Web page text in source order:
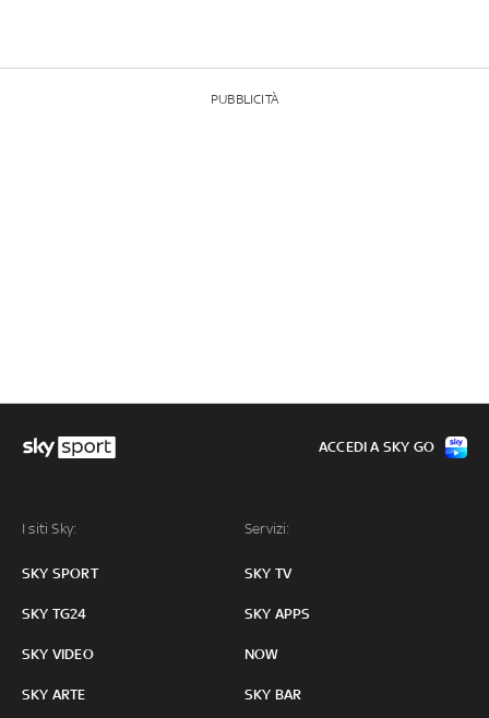
PUBBLICITÀ
I siti Sky:
SKY SPORT
SKY TG24
SKY VIDEO
SKY ARTE
Servizi:
SKY TV
SKY APPS
NOW
SKY BAR
ACCEDI A SKY GO